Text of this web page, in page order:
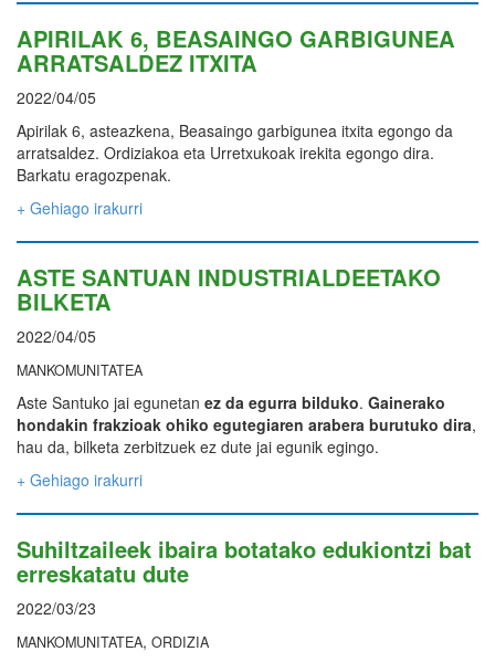
APIRILAK 6, BEASAINGO GARBIGUNEA
ARRATSALDEZ ITXITA
2022/04/05
Apirilak 6, asteazkena, Beasaingo garbigunea itxita egongo da
arratsaldez. Ordiziakoa eta Urretxukoak irekita egongo dira.
Barkatu eragozpenak.
+ Gehiago irakurri
ASTE SANTUAN INDUSTRIALDEETAKO
BILKETA
2022/04/05
MANKOMUNITATEA
Aste Santuko jai egunetan ez da egurra bilduko. Gainerako
hondakin frakzioak ohiko egutegiaren arabera burutuko dira,
hau da, bilketa zerbitzuek ez dute jai egunik egingo.
+ Gehiago irakurri
Suhiltzaileek ibaira botatako edukiontzi bat
erreskatatu dute
2022/03/23
MANKOMUNITATEA, ORDIZIA